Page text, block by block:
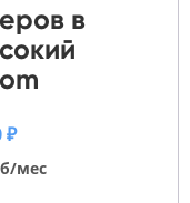
в
₽
мес